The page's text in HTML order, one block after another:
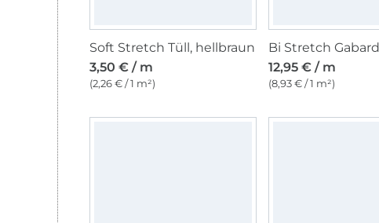
Soft Stretch Tüll, hellbraun
3,50 € / m
(2,26 € / 1 m²)
12,95 € / m
(8,93 € / 1 m²)